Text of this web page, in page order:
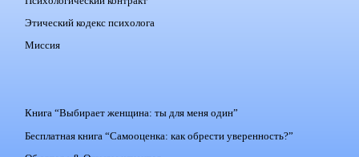
Этический кодекс психолога
Миссия
Книга “Выбирает женщина: ты для меня один”
Бесплатная книга “Самооценка: как обрести уверенность?”